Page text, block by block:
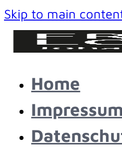
Skip to main
Home
Impressum